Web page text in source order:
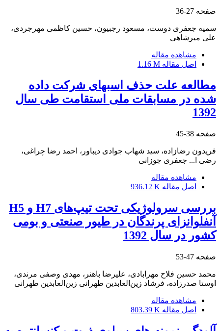
صفحه 27-36
سمیه جعفری دوست، مسعود رجبیون، حسین کاظمی مهرجردی،
علی میرشاهی
مشاهده مقاله
اصل مقاله 1.16 M
مطالعه علت حذف اسبهای شرکت داده
شده در مسابقات ملی استقامت طی سال
1392
صفحه 38-45
فریدون رضازاده، سید شهاب جوادی دیباور، احمد رضا چراغی،
رضی ا... جعفری جوزانی
مشاهده مقاله
اصل مقاله 936.12 K
بررسی سرولوژیکی تحت تیپ‌های H7 و H5
آنفلوانزای پرندگان در طیور صنعتی و بومی
کشور در سال 1392
صفحه 47-53
محمد حسین فلاح مهرابادی، علیرضا باهنر، مهدی وصفی مرندی،
اوستا صدرزاده، فرشاد زین‌العابدین طهرانی زین‌العابدین طهرانی
مشاهده مقاله
اصل مقاله 803.39 K